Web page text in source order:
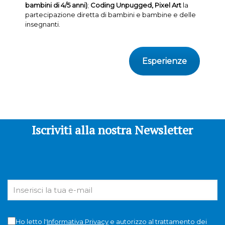
bambini di 4/5 anni); Coding Unpugged, Pixel Artla
partecipazione diretta di bambini e bambine e delle
insegnanti.
Esperienze
Iscriviti alla nostra Newsletter
Ho letto l'Informativa Privacye autorizzo al trattamento dei